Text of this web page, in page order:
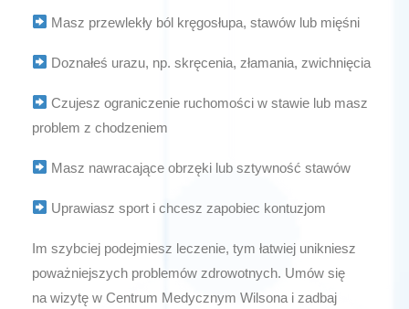
Masz przewlekły ból kręgosłupa, stawów lub mięśni
Doznałeś urazu, np. skręcenia, złamania, zwichnięcia
Czujesz ograniczenie ruchomości w stawie lub masz
problem z chodzeniem
Masz nawracające obrzęki lub sztywność stawów
Uprawiasz sport i chcesz zapobiec kontuzjom
Im szybciej podejmiesz leczenie, tym łatwiej unikniesz
poważniejszych problemów zdrowotnych. Umów się
na wizytę w Centrum Medycznym Wilsona i zadbaj